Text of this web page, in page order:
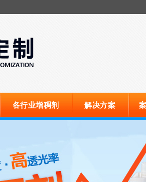
各行业增稠剂 解决方案